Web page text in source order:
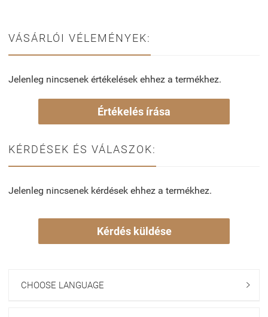
VÁSÁRLÓI VÉLEMÉNYEK:
Jelenleg nincsenek értékelések ehhez a termékhez.
Értékelés írása
KÉRDÉSEK ÉS VÁLASZOK:
Jelenleg nincsenek kérdések ehhez a termékhez.
Kérdés küldése
CHOOSE LANGUAGE 